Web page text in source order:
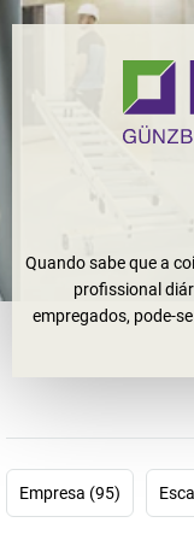
Quando sabe que a
profissional
empregados, pode-
palavra a dizer.
excecionalmente
genuína, mas
Empresa (95)